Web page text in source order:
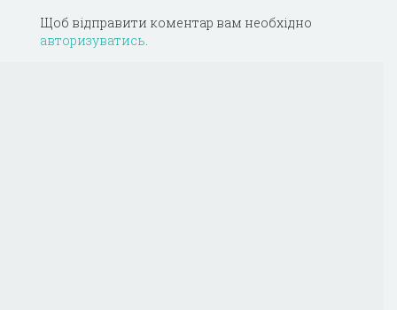
Щоб відправити коментар вам необхідно
авторизуватись.